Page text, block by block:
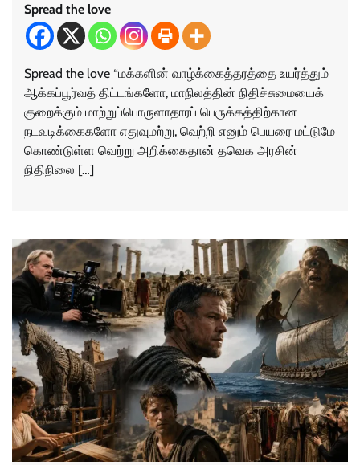
Spread the love
Spread the love “மக்களின் வாழ்க்கைத்தரத்தை உயர்த்தும்
ஆக்கப்பூர்வத் திட்டங்களோ, மாநிலத்தின் நிதிச்சுமையைக்
குறைக்கும் மாற்றுப்பொருளாதாரப் பெருக்கத்திற்கான
நடவடிக்கைகளோ எதுவுமற்று, வெற்றி எனும் பெயரை மட்டுமே
கொண்டுள்ள வெற்று அறிக்கைதான் தவெக அரசின்
நிதிநிலை […]